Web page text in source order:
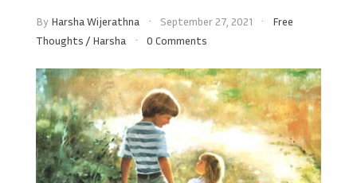
By Harsha Wijerathna September 27, 2021
Free
Thoughts / Harsha 0 Comments